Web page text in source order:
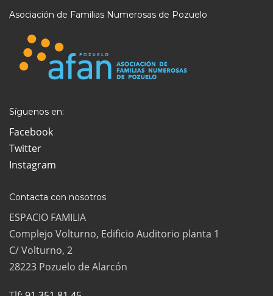
Asociación de Familias Numerosas de Pozuelo
Síguenos en:
Facebook
Twitter
Instagram
Contacta con nosotros
ESPACIO FAMILIA
Complejo Volturno, Edificio Auditorio planta 1
C/ Volturno, 2
28223 Pozuelo de Alarcón